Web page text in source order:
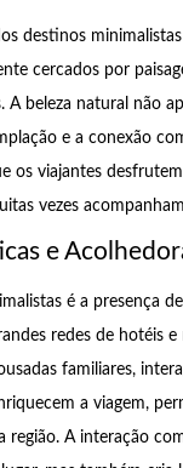
destinos
cercados por
A beleza natural não
e a conexão
os viajantes
vezes
e
é a presença
redes de hotéis
familiares,
a viagem,
A interação